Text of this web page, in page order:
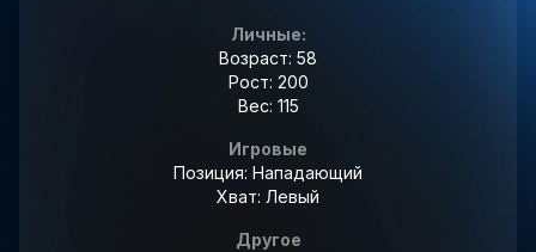
Личные:
Возраст: 58
Рост: 200
Вес: 115
Игровые
Позиция: Нападающий
Хват: Левый
Другое